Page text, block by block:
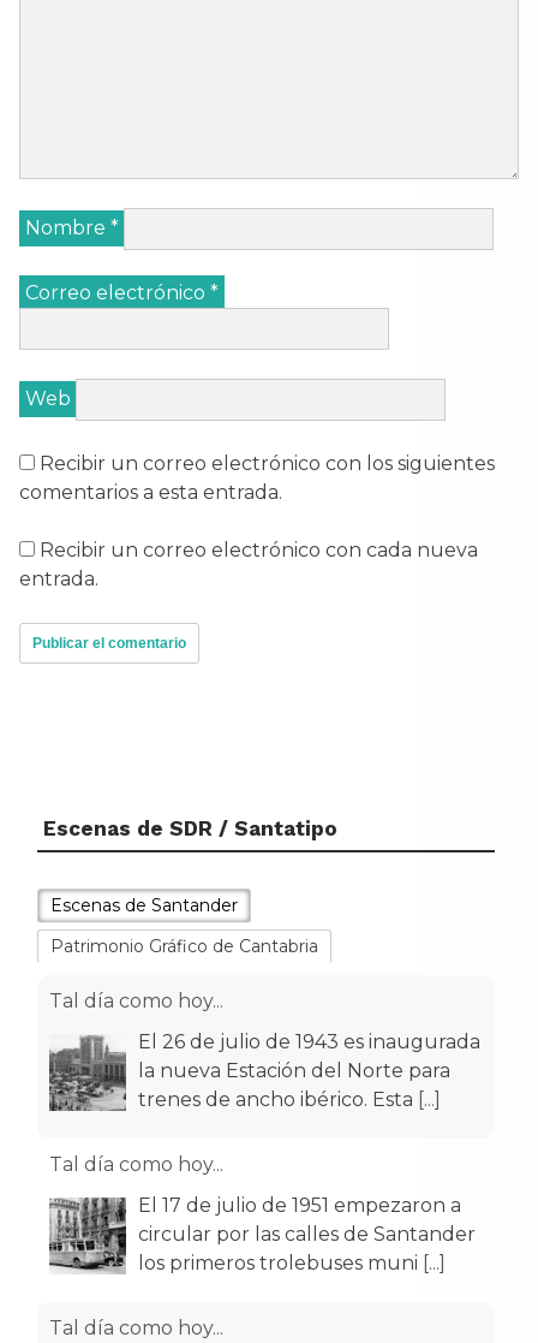
Nombre *
Correo electrónico *
Web
Recibir un correo electrónico con los siguientes
comentarios a esta entrada.
Recibir un correo electrónico con cada nueva
entrada.
Escenas de SDR / Santatipo
Escenas de Santander
Patrimonio Gráfico de Cantabria
Tal día como hoy...
El 26 de julio de 1943 es inaugurada
la nueva Estación del Norte para
trenes de ancho ibérico. Esta [...]
Tal día como hoy...
El 17 de julio de 1951 empezaron a
circular por las calles de Santander
los primeros trolebuses muni [...]
Tal día como hoy...